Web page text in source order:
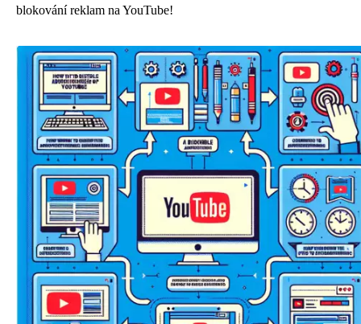
blokování reklam na YouTube!